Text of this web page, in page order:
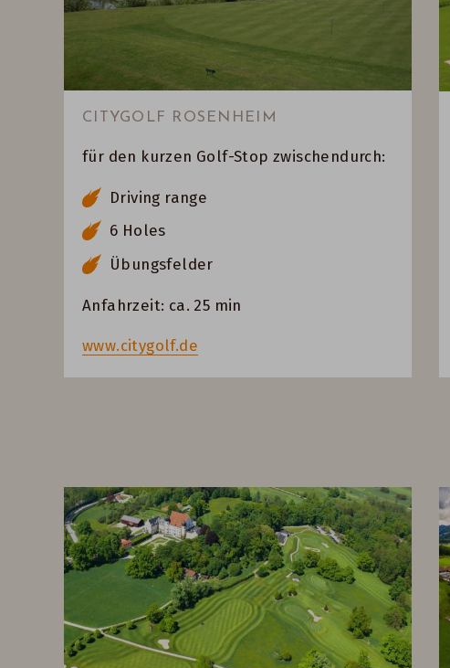
CITYGOLF ROSENHEIM
für den kurzen Golf-Stop zwischendurch:
Driving range
6 Holes
Übungsfelder
Anfahrzeit: ca. 25 min
www.citygolf.de